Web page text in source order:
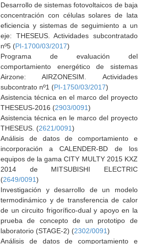
Desarrollo de sistemas fotovoltaicos de baja
concentración con células solares de lata
eficiencia y sistemas de seguimiento a un
eje: THESEUS. Actividades subcontratado
nº5 (PI-1700/03/2017)
Programa de evaluación del
comportamiento energético de sistemas
Airzone: AIRZONESIM. Actividades
subcontrato nº1 (PI-1750/03/2017)
Asistencia técnica en el marco del proyecto
THESEUS-2016 (2903/0091)
Asistencia técnica en le marco del proyecto
THESEUS. (2621/0091)
Análisis de datos de comportamiento e
incorporación a CALENDER-BD de los
equipos de la gama CITY MULTY 2015 KXZ
2014 de MITSUBISHI ELECTRIC
(2649/0091)
Investigación y desarrollo de un modelo
termodinámico y de transferencia de calor
de un circuito frigorífico-dual y apoyo en la
prueba de concepto de un prototipo de
laboratorio (STAGE-2) (2302/0091)
Análisis de datos de comportamiento e